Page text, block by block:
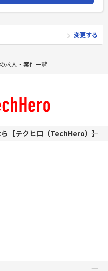
求人・案件一覧
運用経験
上
開発経験
変更する
【テクヒロ（TechHero）】